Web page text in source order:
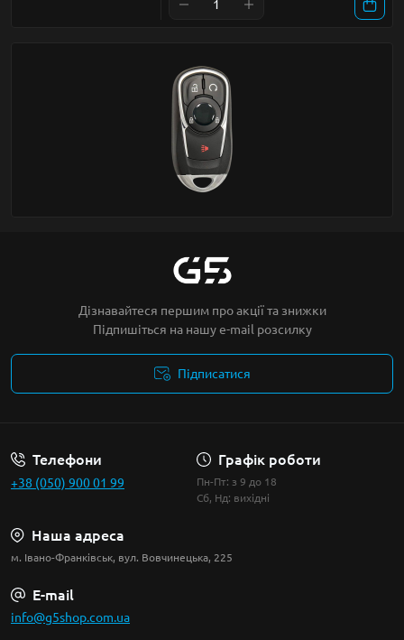
Дізнавайтеся першим про акції та знижки
Підпишіться на нашу e-mail розсилку
Підписатися
Телефони
+38 (050) 900 01 99
Графік роботи
Пн-Пт: з 9 до 18
Сб, Нд: вихідні
Наша адреса
м. Івано-Франківськ, вул. Вовчинецька, 225
E-mail
info@g5shop.com.ua